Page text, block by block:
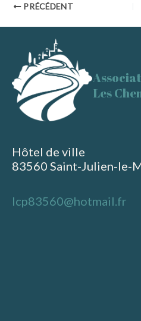
Navigation
PRÉCÉDENT
Les
Hôtel de ville
83560 Saint-Julien-le-
lcp83560@hotmail.fr